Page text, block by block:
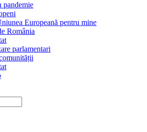
pandemie
Europeană pentru mine
România
parlamentari